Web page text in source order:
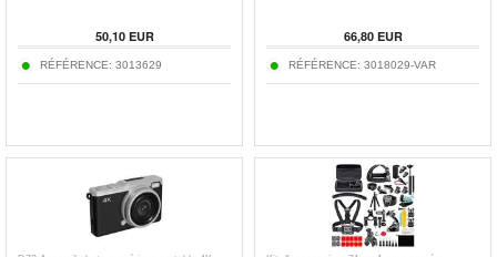
50,10EUR
RÉFÉRENCE: 3013629
66,80EUR
RÉFÉRENCE: 3018029-VAR